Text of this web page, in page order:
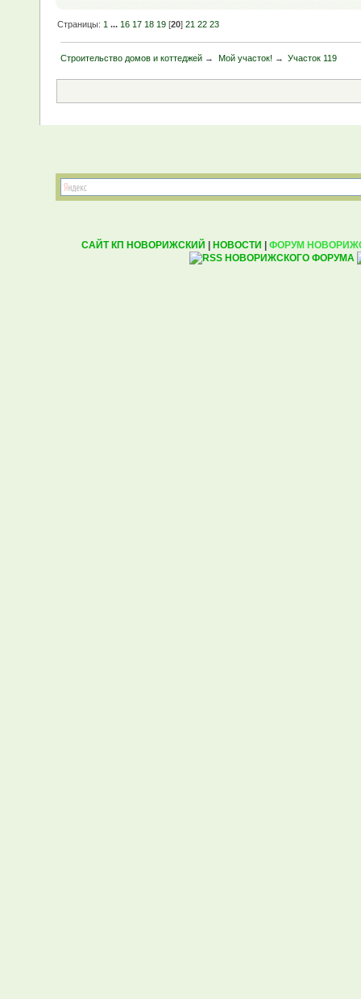
Страницы: 1 ... 16 17 18 19 [20]21 22 23
Строительство домов и коттеджей → Мой участок! → Участок 119
САЙТ КП НОВОРИЖСКИЙ НОВОСТИ ФОРУМ